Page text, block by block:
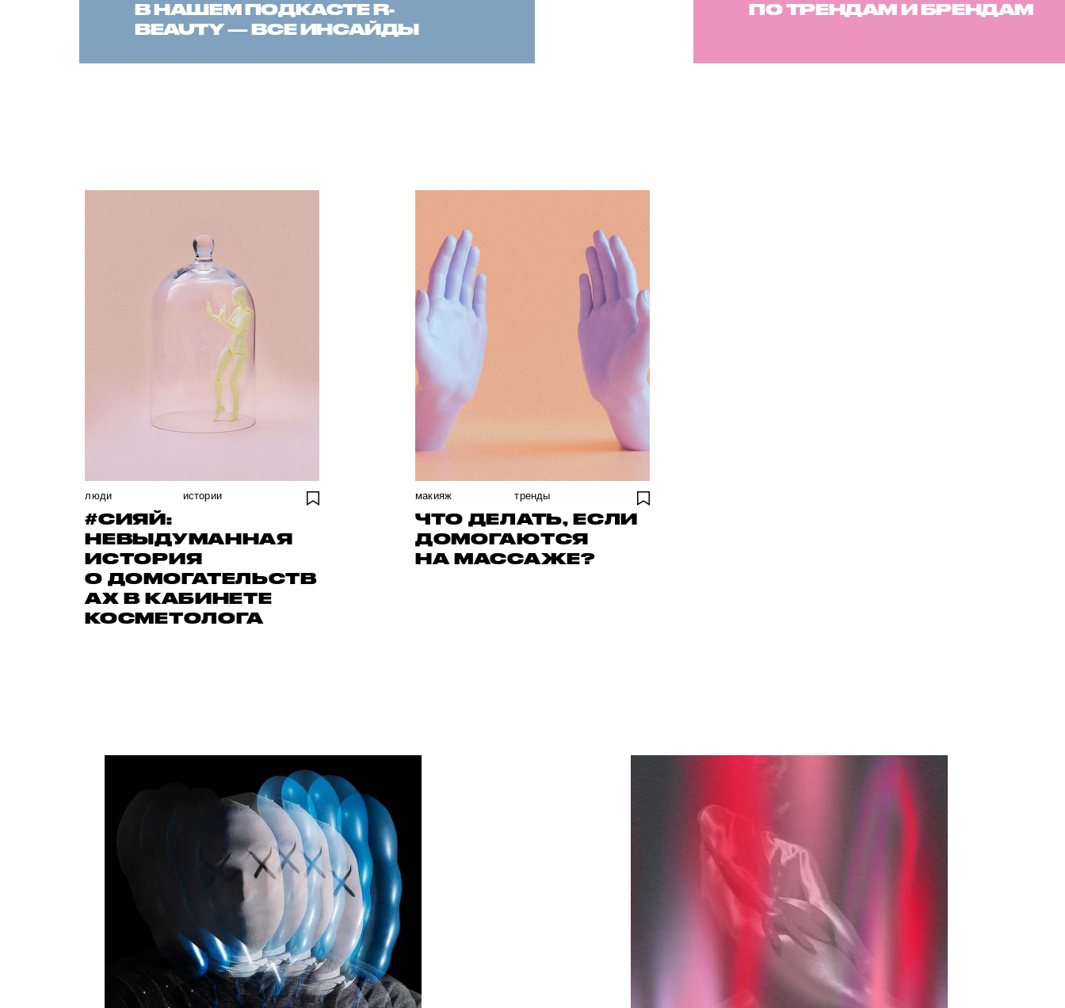
В НАШЕМ ПОДКАСТЕ R-
BEAUTY — ВСЕ ИНСАЙДЫ
ПО ТРЕНДАМ И БРЕНДАМ
люди истории
#СИЯЙ:
НЕВЫДУМАННАЯ
ИСТОРИЯ
О ДОМОГАТЕЛЬСТВ
АХ В КАБИНЕТЕ
КОСМЕТОЛОГА
макияж тренды
ЧТО ДЕЛАТЬ, ЕСЛИ
ДОМОГАЮТСЯ
НА МАССАЖЕ?